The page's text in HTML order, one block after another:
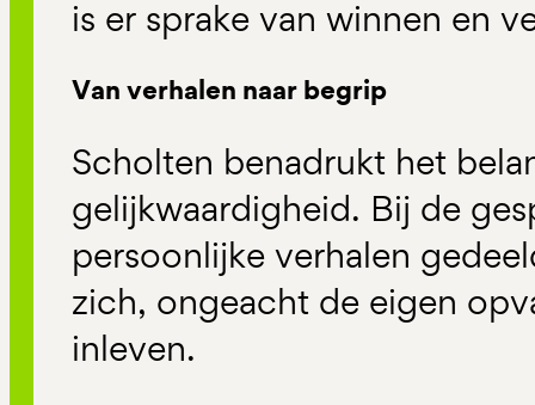
is er sprake van winnen en
Van verhalen naar begrip
Scholten benadrukt het
gelijkwaardigheid. Bij de
persoonlijke verhalen
zich, ongeacht de eigen
inleven.